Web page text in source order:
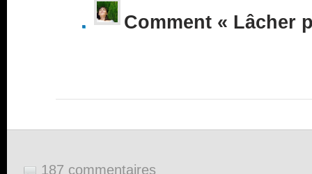
Comment « Lâcher
187 commentaires